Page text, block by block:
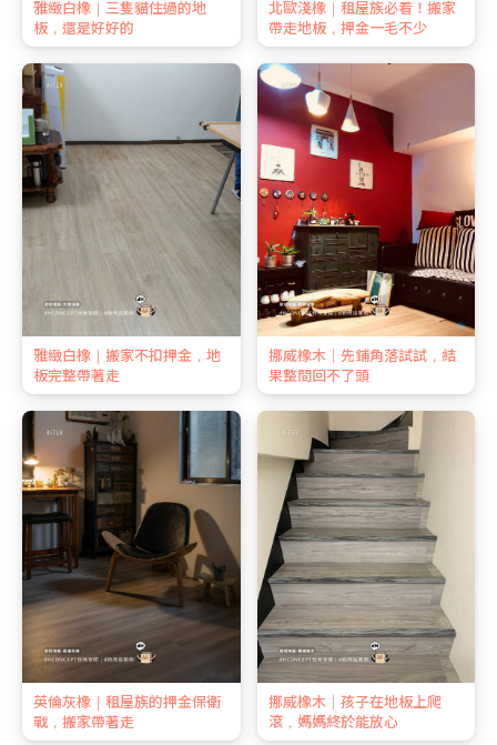
雅緻白橡｜三隻貓住過的地
板，還是好好的
北歐淺橡｜租屋族必看！搬家
帶走地板，押金一毛不少
雅緻白橡｜搬家不扣押金，地
板完整帶著走
挪威橡木｜先鋪角落試試，結
果整間回不了頭
英倫灰橡｜租屋族的押金保衛
戰，搬家帶著走
挪威橡木｜孩子在地板上爬
滾，媽媽終於能放心